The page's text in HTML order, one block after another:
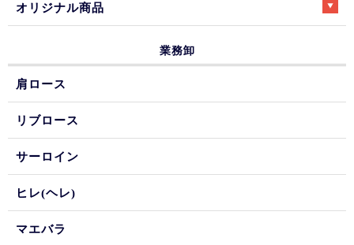
オリジナル商品
業務卸
肩ロース
リブロース
サーロイン
ヒレ(ヘレ)
マエバラ